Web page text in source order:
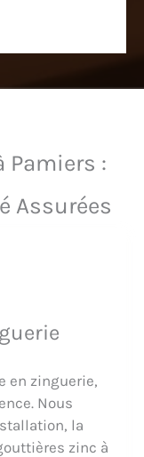
Pamiers :
Assurées
en zinguerie,
Nous
la
zinc à